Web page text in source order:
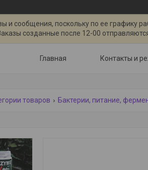
и сообщения, поскольку по ее графику
созданные после 12-00
Главная Контакты и
товаров Бактерии, питание,